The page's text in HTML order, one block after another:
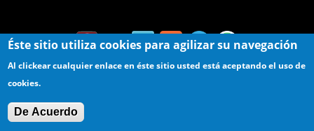
Éste sitio utiliza cookies para agilizar su navegación
Al clickear cualquier enlace en éste sitio usted está aceptando el uso de
cookies.
De Acuerdo